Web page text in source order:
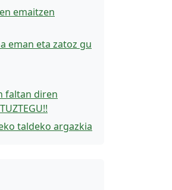
emaitzen
eman eta zatoz gu
faltan diren
taldeko argazkia